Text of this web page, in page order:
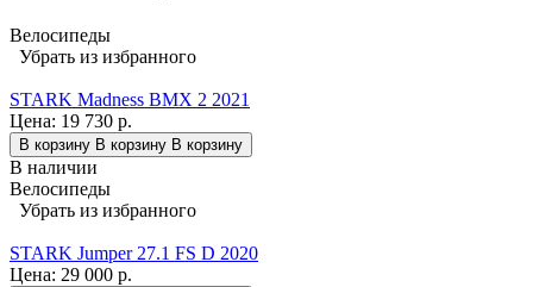
Велосипеды
Убрать из избранного
STARK Madness BMX 2 2021
Цена: 19 730 р.
В корзину В корзину В корзину
В наличии
Велосипеды
Убрать из избранного
STARK Jumper 27.1 FS D 2020
Цена: 29 000 р.